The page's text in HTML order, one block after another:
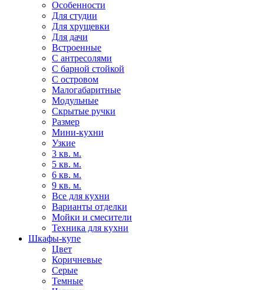
Особенности
Для студии
Для хрущевки
Для дачи
Встроенные
С антресолями
С барной стойкой
С островом
Малогабаритные
Модульные
Скрытые ручки
Размер
Мини-кухни
Узкие
3 кв. м.
5 кв. м.
6 кв. м.
9 кв. м.
Все для кухни
Варианты отделки
Мойки и смесители
Техника для кухни
Шкафы-купе
Цвет
Коричневые
Серые
Темные